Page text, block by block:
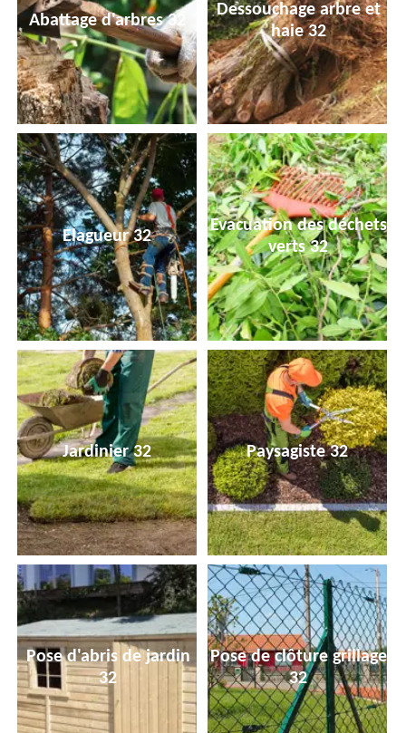
Abattage d'arbres 32
Dessouchage arbre et
haie 32
Elagueur 32
Evacuation des déchets
verts 32
Jardinier 32 Paysagiste 32
Pose d'abris de jardin
32
Pose de clôture grillage
32